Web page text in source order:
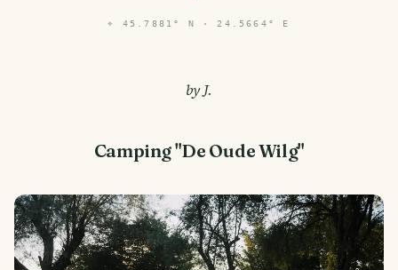
⌖ 45.7881° N · 24.5664° E
by J.
Camping "De Oude Wilg"